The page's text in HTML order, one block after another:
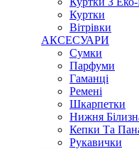
Куртки
Вітрівки
АКСЕСУАРИ
Сумки
Парфуми
Гаманці
Ремені
Шкарпетки
Нижня
Кепки Та
Рукавички